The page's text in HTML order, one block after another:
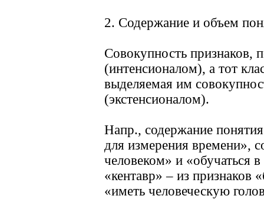
2. Содержание и объем
Совокупность признаков,
(интенсионалом), а тот
выделяемая им
(экстенсионалом).
Напр., содержание
для измерения времени»,
человеком» и «обучаться
«кентавр» – из
«иметь человеческую